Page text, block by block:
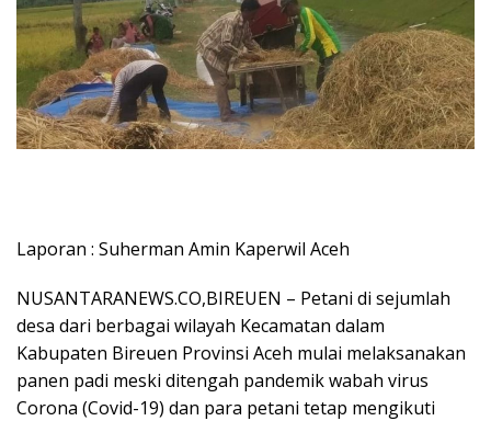
Laporan : Suherman Amin Kaperwil Aceh
NUSANTARANEWS.CO,BIREUEN – Petani di sejumlah
desa dari berbagai wilayah Kecamatan dalam
Kabupaten Bireuen Provinsi Aceh mulai melaksanakan
panen padi meski ditengah pandemik wabah virus
Corona (Covid-19) dan para petani tetap mengikuti